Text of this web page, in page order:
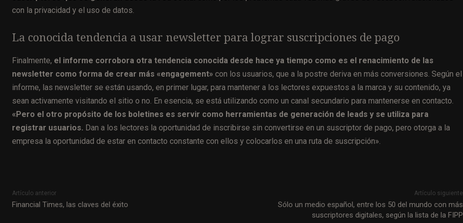
con la privacidad y el uso de datos.
La conocida tendencia a usar newsletter para lograr suscripciones de pago
Finalmente, el informe corrobora otra tendencia conocida desde hace ya tiempo como es el renacimiento de las
newsletter como forma de crear más «engagement» con los usuarios, que a la postre deriva en más conversiones. Según el
informe, las newsletter se están usando, en primer lugar, para mantener a los lectores expuestos a la marca y su contenido, ya
sean activamente visitando el sitio o no. En esencia, se está utilizando como un canal secundario para mantenerse en contacto.
«Pero el otro propósito de los boletines es servir como herramientas de generación de leads y se utiliza para
registrar usuarios. Dan a los lectores la oportunidad de inscribirse sin convertirse en un suscriptor de pago, pero otorga a la
empresa la oportunidad de estar en contacto constante con ellos y colocarlos en una ruta de suscripción».
Artículo anterior
Financial Times, las claves del éxito
Artículo siguiente
Sólo un medio español, entre los 50 del mundo con más
suscriptores digitales, según la lista de la FIPP